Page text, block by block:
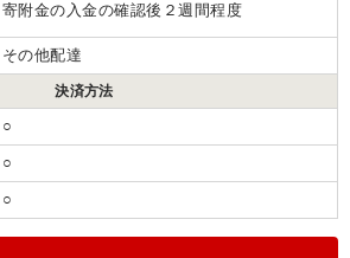
寄附金の入金の確認後２週間程度
その他配達
決済方法
○
○
○